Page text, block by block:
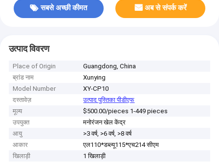
सबसे अच्छी कीमत अब से संपर्क करें
उत्पाद विवरण
Place of Origin
Guangdong, China
ब्रांड नाम
Xunying
Model Number
XY-CP10
दस्तावेज़
उत्पाद पुस्तिका पीडीएफ
मूल्य
$500.00/pieces 1-449 pieces
उपयुक्त
मनोरंजन खेल केंद्र
आयु
>3 वर्ष, >6 वर्ष, >8 वर्ष
आकार
एल110*डब्ल्यू115*एच214 सीएम
खिलाड़ी
1 खिलाड़ी